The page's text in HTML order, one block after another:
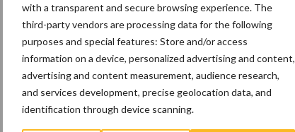
with a transparent and secure browsing experience. The
third-party vendors are processing data for the following
purposes and special features: Store and/or access
information on a device, personalized advertising and content,
advertising and content measurement, audience research,
and services development, precise geolocation data, and
identification through device scanning.